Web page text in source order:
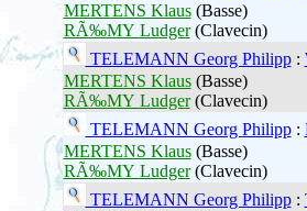
MERTENS Klaus(Basse)
RÃ‰MY Ludger(Clavecin)
TELEMANN Georg Philipp:
MERTENS Klaus(Basse)
RÃ‰MY Ludger(Clavecin)
TELEMANN Georg Philipp:
MERTENS Klaus(Basse)
RÃ‰MY Ludger(Clavecin)
TELEMANN Georg Philipp: